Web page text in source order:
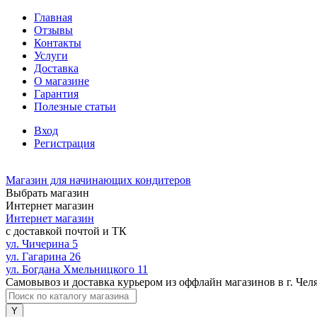
Главная
Отзывы
Контакты
Услуги
Доставка
О магазине
Гарантия
Полезные статьи
Вход
Регистрация
Магазин для начинающих кондитеров
Выбрать магазин
Интернет магазин
Интернет магазин
с доставкой почтой и ТК
ул. Чичерина 5
ул. Гагарина 26
ул. Богдана Хмельницкого 11
Самовывоз и доставка курьером из оффлайн магазинов в г.